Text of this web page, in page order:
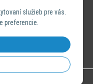
služieb pre vás.
preferencie.